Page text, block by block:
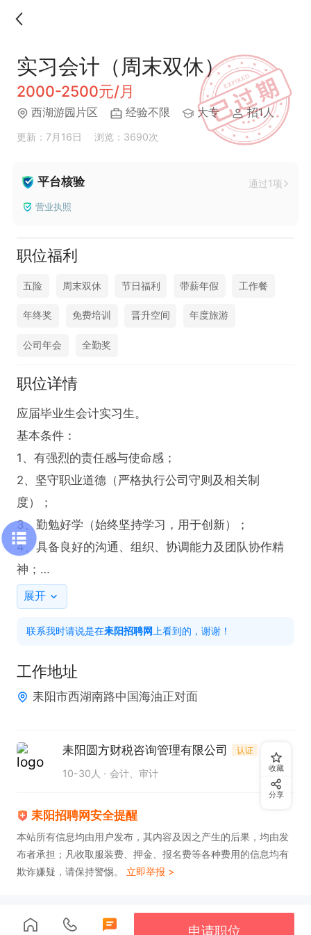
实习会计（周末双休）
2000-2500元/月
西湖游园片区 经验不限 大专 招1人
更新：7月16日 浏览：3690次
平台核验 通过1项
营业执照
职位福利
五险 周末双休 节日福利 带薪年假 工作餐
年终奖 免费培训 晋升空间 年度旅游
公司年会 全勤奖
职位详情
应届毕业生会计实习生。
基本条件：
1、有强烈的责任感与使命感；
2、坚守职业道德（严格执行公司守则及相关制
度）；
3、勤勉好学（始终坚持学习，用于创新）；
4、具备良好的沟通、组织、协调能力及团队协作精
神；
5、正直诚实，工作态度积极，责任心强；
薪资待遇：
2.培训期满上岗2500底薪
3.能独立做账后4000起
周末双休，法定节假日休息，中餐，带薪年假，生日
福利，节假日福利，年度旅游。提供专业培训平台
展开
联系我时请说是在耒阳招聘网 上看到的，谢谢！
工作地址
耒阳市西湖南路中国海油正对面
耒阳圆方财税咨询管理有限公司 认证
10-30人 会计、审计
耒阳招聘网安全提醒
本站所有信息均由用户发布，其内容及因之产生的后果，均由发
布者承担；凡收取服装费、押金、报名费等各种费用的信息均有
欺诈嫌疑，请保持警惕。 立即举报 >
收藏
分享
申请职位